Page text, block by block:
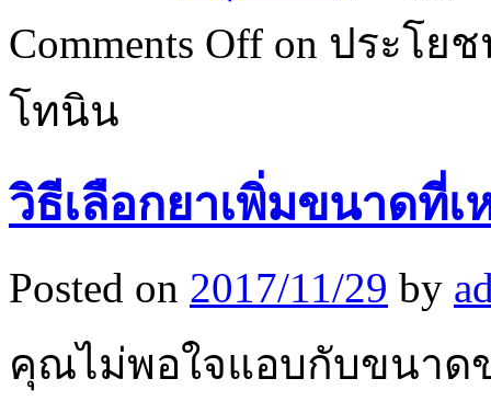
Comments Off on ประโย
โทนิน
วิธีเลือกยาเพิ่มขนาดที่
Posted on 2017/11/29 by
คุณไม่พอใจแอบกับขนาด